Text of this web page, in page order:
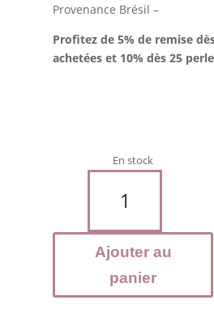
Provenance Brésil –
Profitez de 5% de remise
achetées et 10% dès 25
En stock
de
Roble
Perles
Ajouter au
panier